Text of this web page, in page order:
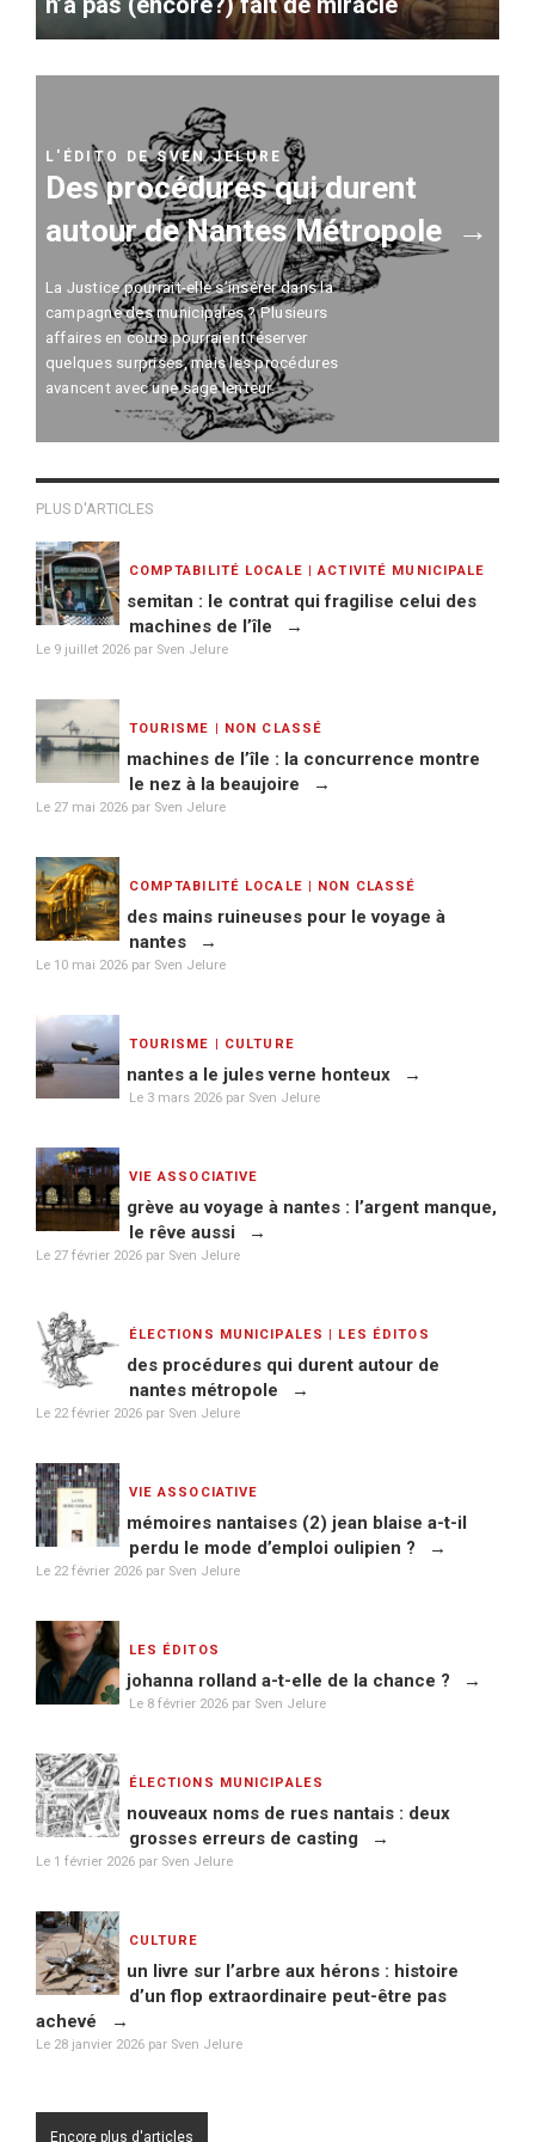
L'ÉDITO DE SVEN JELURE
Des procédures qui durent
autour de Nantes Métropole
La Justice pourrait-elle s’insérer dans la
campagne des municipales ? Plusieurs
affaires en cours pourraient réserver
quelques surprises, mais les procédures
avancent avec une sage lenteur.
PLUS D'ARTICLES
COMPTABILITÉ LOCALE |ACTIVITÉ MUNICIPALE
semitan : le contrat qui fragilise celui des
machines de l’île
Le 9 juillet 2026 par Sven Jelure
TOURISME | NON CLASSÉ
machines de l’île : la concurrence montre
le nez à la beaujoire
Le 27 mai 2026 par Sven Jelure
COMPTABILITÉ LOCALE | NON CLASSÉ
des mains ruineuses pour le voyage à
nantes
Le 10 mai 2026 par Sven Jelure
TOURISME | CULTURE
nantes a le jules verne honteux
Le 3 mars 2026par Sven Jelure
VIE ASSOCIATIVE
grève au voyage à nantes : l’argent manque,
le rêve aussi
Le 27 février 2026 par Sven Jelure
ÉLECTIONS MUNICIPALES | LES ÉDITOS
des procédures qui durent autour de
nantes métropole
Le 22 février 2026 par Sven Jelure
VIE ASSOCIATIVE
mémoires nantaises (2) jean blaise a-t-il
perdu le mode d’emploi oulipien ?
Le 22 février 2026 par Sven Jelure
LES ÉDITOS
johanna rolland a-t-elle de la chance ?
Le 8 février 2026par Sven Jelure
ÉLECTIONS MUNICIPALES
nouveaux noms de rues nantais : deux
grosses erreurs de casting
Le 1 février 2026 par Sven Jelure
CULTURE
un livre sur l’arbre aux hérons : histoire
d’un flop extraordinaire peut-être pas
achevé
Le 28 janvier 2026 par Sven Jelure
Encore plus d'articles